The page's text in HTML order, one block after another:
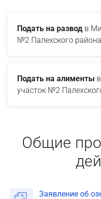
Подать на развод в
№2 Палехского
Подать на алименты
участок №2
Общие
Заявление об